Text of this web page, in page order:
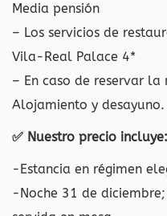
Media pensión
– Los servicios de
Vila-Real Palace 4*
– En caso de reservar
Alojamiento y desayuno.
✅ Nuestro precio incluye:
-Estancia en régimen
-Noche 31 de